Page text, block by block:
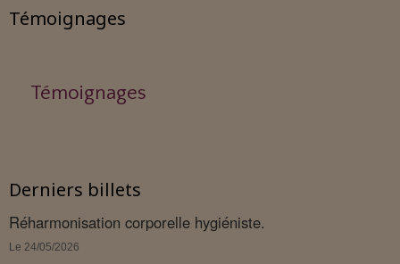
Témoignages
Témoignages
Derniers billets
Réharmonisation corporelle hygiéniste.
Le 24/05/2026